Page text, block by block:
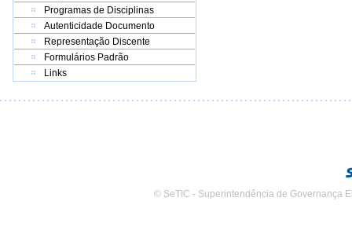
Programas de Disciplinas
Autenticidade Documento
Representação Discente
Formulários Padrão
Links
© SeTIC - Superintendência de Governança